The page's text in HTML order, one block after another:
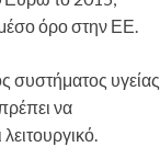
όρο στην ΕΕ.
συστήματος υγείας
να